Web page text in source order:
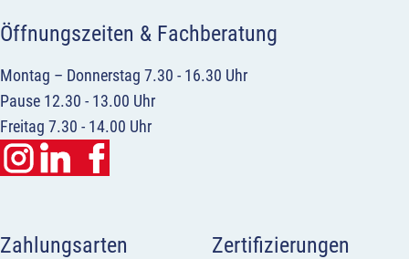
Öffnungszeiten & Fachberatung
Montag – Donnerstag 7.30 - 16.30 Uhr
Pause 12.30 - 13.00 Uhr
Freitag 7.30 - 14.00 Uhr
Zahlungsarten Zertifizierungen